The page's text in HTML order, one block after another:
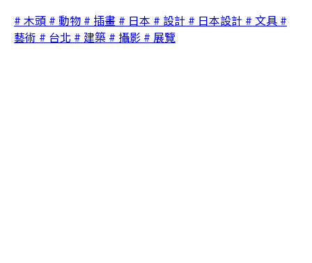
# 木頭 # 動物 # 插畫 # 日本 # 設計 # 日本設計 # 文具 #
藝術 # 台北 # 建築 # 攝影 # 展覽